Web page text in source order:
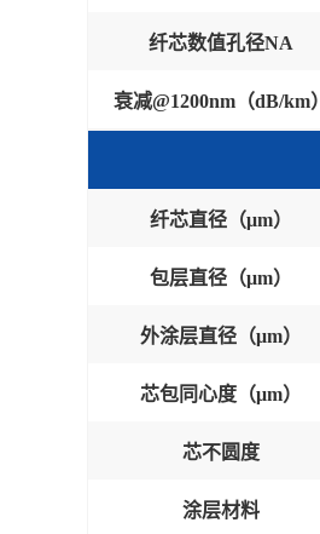
纤芯数值孔径NA
衰减@1200nm（dB/km）
纤芯直径（μm）
包层直径（μm）
外涂层直径（μm）
芯包同心度（μm）
芯不圆度
涂层材料